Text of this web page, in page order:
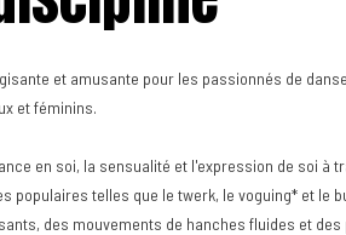
et amusante pour les passionnés de
et féminins.
en soi, la sensualité et l'expression de soi à
populaires telles que le twerk, le voguing* et le
des mouvements de hanches fluides et